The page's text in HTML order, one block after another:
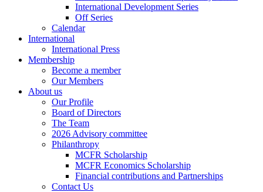
International Development Series
Off Series
Calendar
International
International Press
Membership
Become a member
Our Members
About us
Our Profile
Board of Directors
The Team
2026 Advisory committee
Philanthropy
MCFR Scholarship
MCFR Economics Scholarship
Financial contributions and Partnerships
Contact Us